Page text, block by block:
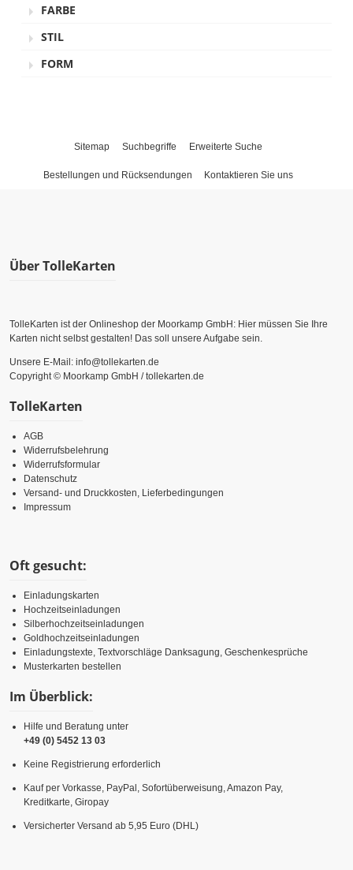
FARBE
STIL
FORM
Sitemap Suchbegriffe Erweiterte Suche
Bestellungen und Rücksendungen Kontaktieren Sie uns
Über TolleKarten
TolleKarten ist der Onlineshop der Moorkamp GmbH: Hier müssen Sie Ihre
Karten nicht selbst gestalten! Das soll unsere Aufgabe sein.
Unsere E-Mail: info@tollekarten.de
Copyright © Moorkamp GmbH / tollekarten.de
TolleKarten
AGB
Widerrufsbelehrung
Widerrufsformular
Datenschutz
Versand- und Druckkosten, Lieferbedingungen
Impressum
Oft gesucht:
Einladungskarten
Hochzeitseinladungen
Silberhochzeitseinladungen
Goldhochzeitseinladungen
Einladungstexte, Textvorschläge Danksagung, Geschenkesprüche
Musterkarten bestellen
Im Überblick:
Hilfe und Beratung unter
+49 (0) 5452 13 03
Keine Registrierung erforderlich
Kauf per Vorkasse, PayPal, Sofortüberweisung, Amazon Pay,
Kreditkarte, Giropay
Versicherter Versand ab 5,95 Euro (DHL)